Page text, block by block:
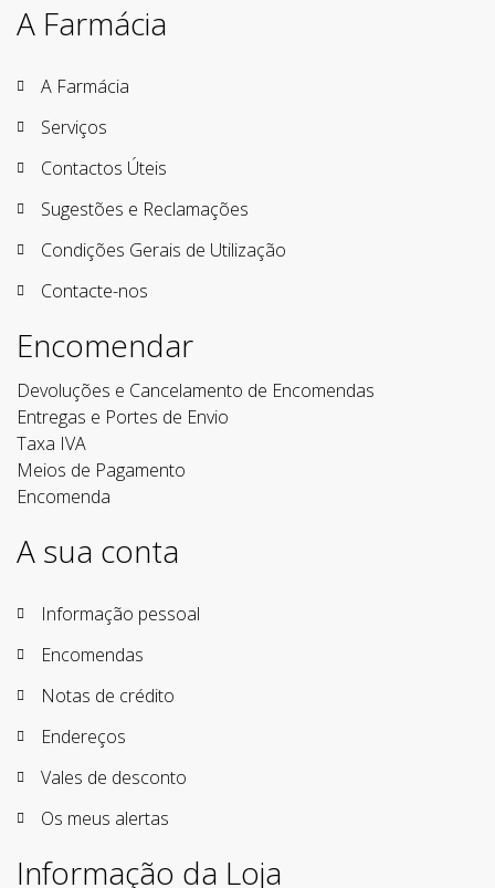
A Farmácia
A Farmácia
Serviços
Contactos Úteis
Sugestões e Reclamações
Condições Gerais de Utilização
Contacte-nos
Encomendar
Devoluções e Cancelamento de Encomendas
Entregas e Portes de Envio
Taxa IVA
Meios de Pagamento
Encomenda
A sua conta
Informação pessoal
Encomendas
Notas de crédito
Endereços
Vales de desconto
Os meus alertas
Informação da Loja